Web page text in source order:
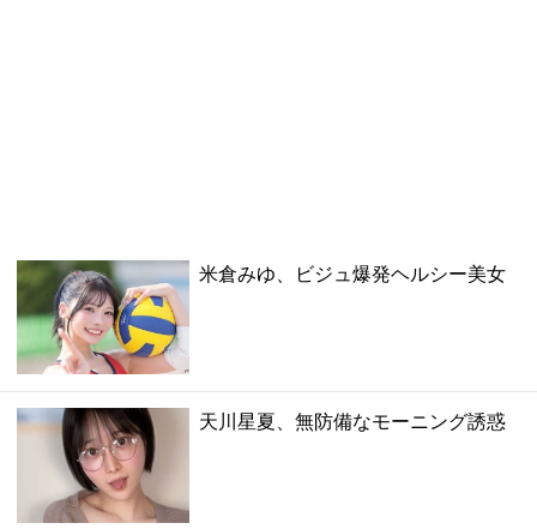
米倉みゆ、ビジュ爆発ヘルシー美女
天川星夏、無防備なモーニング誘惑